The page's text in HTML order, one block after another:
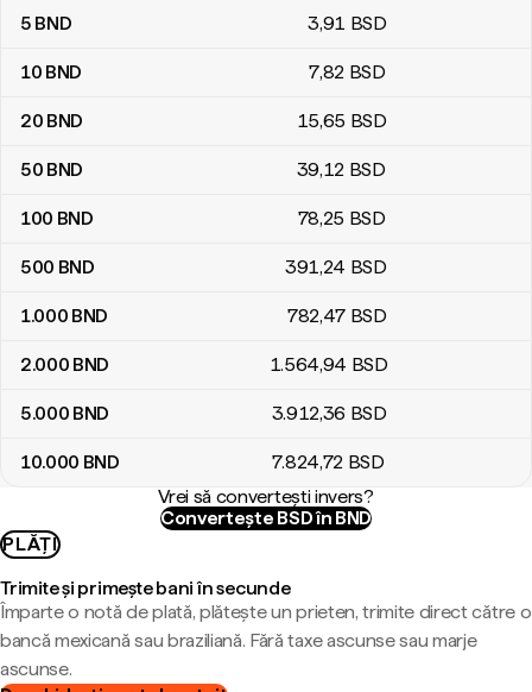
Tabel de conversie dolari din Brunei în dolari din Bahamas
5 BND 3,91 BSD
10 BND 7,82 BSD
20 BND 15,65 BSD
50 BND 39,12 BSD
100 BND 78,25 BSD
500 BND 391,24 BSD
1.000 BND 782,47 BSD
2.000 BND 1.564,94 BSD
5.000 BND 3.912,36 BSD
10.000 BND 7.824,72 BSD
Vrei să convertești invers?
Convertește BSD în BND
PLĂȚI
Trimite și primește bani în secunde
Împarte o notă de plată, plătește un prieten, trimite direct către o
bancă mexicană sau braziliană. Fără taxe ascunse sau marje
ascunse.